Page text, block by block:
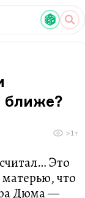
ближе?
>1т
Это
что
Дюма —